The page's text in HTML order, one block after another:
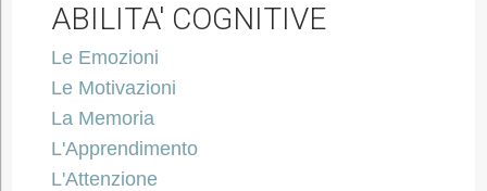
ABILITA' COGNITIVE
Le Emozioni
Le Motivazioni
La Memoria
L'Apprendimento
L'Attenzione